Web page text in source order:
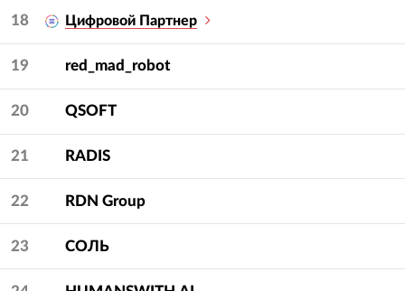
18 Цифровой Партнер
19 red_mad_robot
20 QSOFT
21 RADIS
22 RDN Group
23 СОЛЬ